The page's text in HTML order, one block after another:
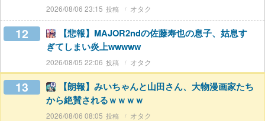
2026/08/06 23:15 オタク
12
【悲報】MAJOR2ndの佐藤寿也の息子、姑息す
ぎてしまい炎上wwwww
2026/08/05 22:06 オタク
13
【朗報】みいちゃんと山田さん、大物漫画家たち
から絶賛されるｗｗｗｗ
2026/08/06 08:05 オタク